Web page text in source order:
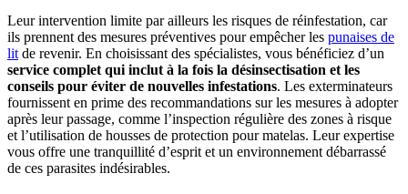
Leur intervention limite par ailleurs les risques de réinfestation, car
ils prennent des mesures préventives pour empêcher les punaises de
lit de revenir. En choisissant des spécialistes, vous bénéficiez d’un
service complet qui inclut à la fois la désinsectisation et les
conseils pour éviter de nouvelles infestations. Les exterminateurs
fournissent en prime des recommandations sur les mesures à adopter
après leur passage, comme l’inspection régulière des zones à risque
et l’utilisation de housses de protection pour matelas. Leur expertise
vous offre une tranquillité d’esprit et un environnement débarrassé
de ces parasites indésirables.